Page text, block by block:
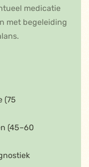
medicatie
met begeleiding
(75
(45–60